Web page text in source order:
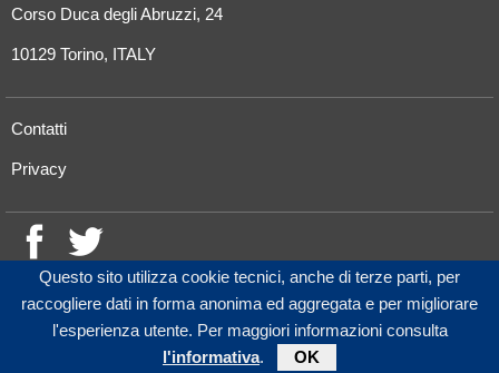
Corso Duca degli Abruzzi, 24
10129 Torino, ITALY
Contatti
Privacy
Questo sito utilizza cookie tecnici, anche di terze parti, per
raccogliere dati in forma anonima ed aggregata e per migliorare
l'esperienza utente. Per maggiori informazioni consulta
l'informativa. OK